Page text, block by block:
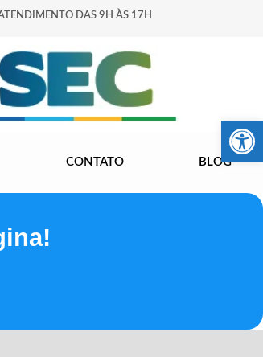
DAS 9H ÀS 17H
CONTATO BLOG
Barra de